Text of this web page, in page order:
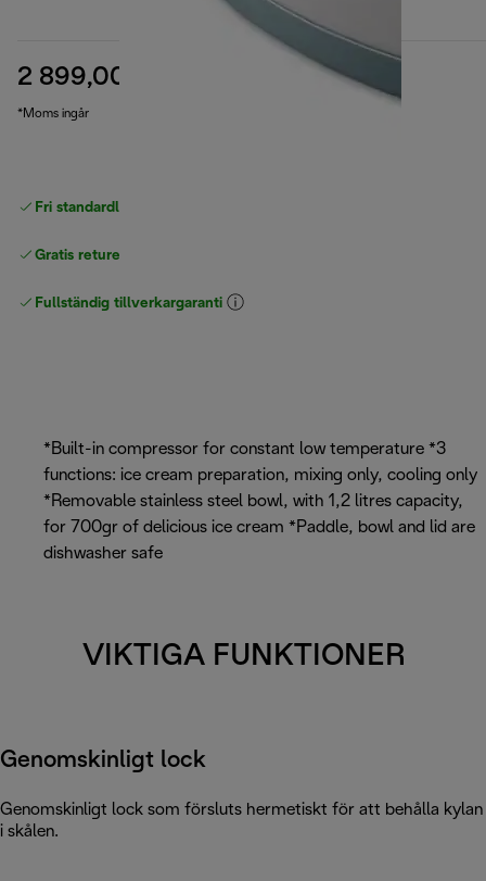
2 899,00 kr ursprungligt pris 3 449,00 kr
*Moms ingår
Fri standardleverans
Gratis returer
Fullständig tillverkargaranti
*Built-in compressor for constant low temperature *3
functions: ice cream preparation, mixing only, cooling only
*Removable stainless steel bowl, with 1,2 litres capacity,
for 700gr of delicious ice cream *Paddle, bowl and lid are
dishwasher safe
VIKTIGA FUNKTIONER
Genomskinligt lock
Genomskinligt lock som försluts hermetiskt för att behålla kylan
i skålen.